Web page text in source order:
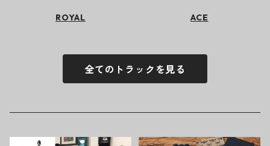
ROYAL ACE
全てのトラックを見る